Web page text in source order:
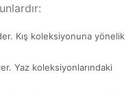
Kış koleksiyonuna yönelik
Yaz koleksiyonlarındaki